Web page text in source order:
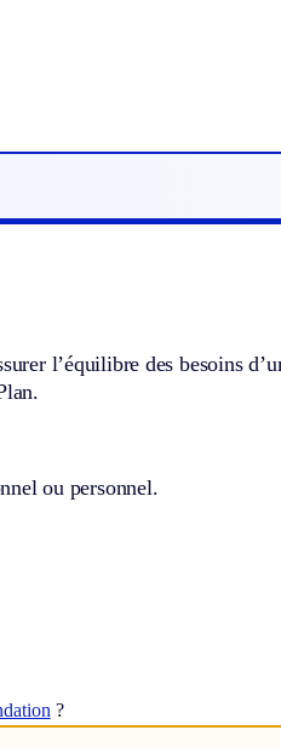
l’équilibre des besoins
ou personnel.
?